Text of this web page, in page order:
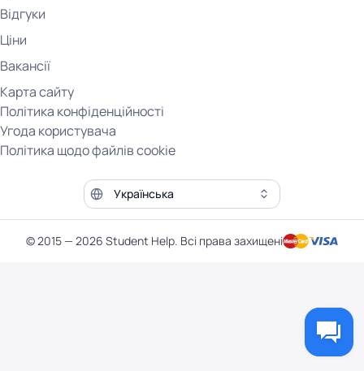
Відгуки
Ціни
Вакансії
Карта сайту
Політика конфіденційності
Угода користувача
Політика щодо файлів cookie
Мова сайту
© 2015 — 2026 Student Help. Всі права захищені